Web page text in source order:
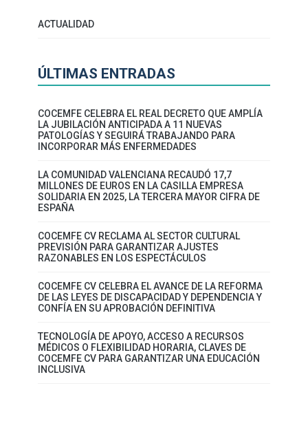
ACTUALIDAD
ÚLTIMAS ENTRADAS
COCEMFE CELEBRA EL REAL DECRETO QUE AMPLÍA
LA JUBILACIÓN ANTICIPADA A 11 NUEVAS
PATOLOGÍAS Y SEGUIRÁ TRABAJANDO PARA
INCORPORAR MÁS ENFERMEDADES
LA COMUNIDAD VALENCIANA RECAUDÓ 17,7
MILLONES DE EUROS EN LA CASILLA EMPRESA
SOLIDARIA EN 2025, LA TERCERA MAYOR CIFRA DE
ESPAÑA
COCEMFE CV RECLAMA AL SECTOR CULTURAL
PREVISIÓN PARA GARANTIZAR AJUSTES
RAZONABLES EN LOS ESPECTÁCULOS
COCEMFE CV CELEBRA EL AVANCE DE LA REFORMA
DE LAS LEYES DE DISCAPACIDAD Y DEPENDENCIA Y
CONFÍA EN SU APROBACIÓN DEFINITIVA
TECNOLOGÍA DE APOYO, ACCESO A RECURSOS
MÉDICOS O FLEXIBILIDAD HORARIA, CLAVES DE
COCEMFE CV PARA GARANTIZAR UNA EDUCACIÓN
INCLUSIVA